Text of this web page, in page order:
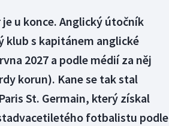
u konce. Anglický útočník
klub s kapitánem anglické
2027 a podle médií za něj
korun). Kane se tak stal
St. Germain, který získal
fotbalistu podle